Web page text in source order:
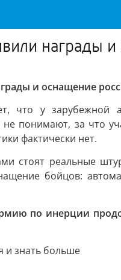
награды
и оснащение
что у зарубежной
понимают, за что
фактически нет.
стоят реальные
бойцов:
по инерции
и знать больше